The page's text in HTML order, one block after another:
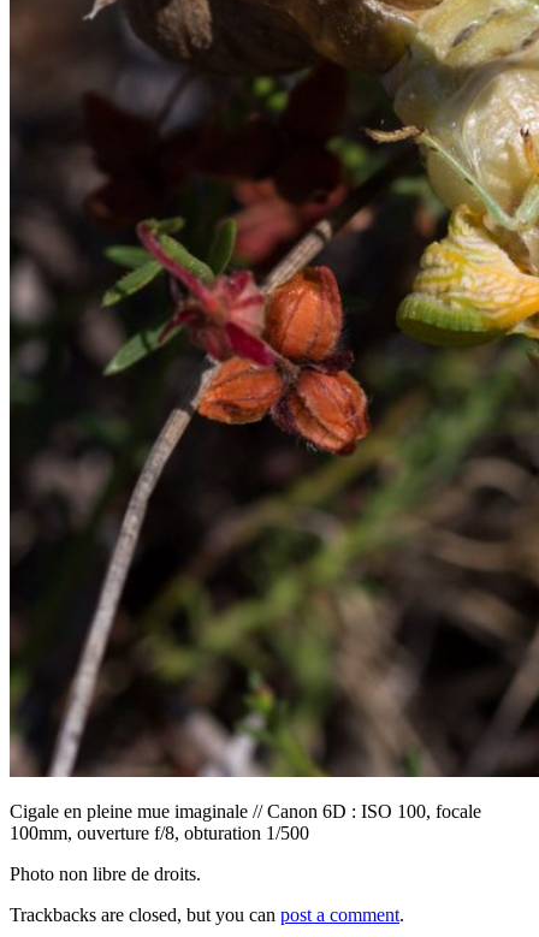
Cigale en pleine mue imaginale // Canon 6D : ISO 100, focale
100mm, ouverture f/8, obturation 1/500
Photo non libre de droits.
Trackbacks are closed, but you can post a comment.